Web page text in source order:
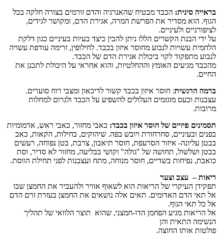
בראייה סינית: הכבד מבטיח שהאנרגיה והדם זורמים בצורה חלקה בכל
הגוף. הוא מסדיר את הפרשת המרה, אגירת הדם, ומקושר לגידים,
לציפורניים ולעיניים.
על ידי הבנת הקשרים הללו ניתן להבין כיצד בעיות בעיניים כגון דלקת
הלחמית עשויות לנבוע מחוסר איזון בכבד. לחילופין, זרימה עודפת עשויה
לנבוע מתפקוד לקוי ביכולת אגירת הדם של הכבד.
מהכבד מגיעים האומץ וההחלטיות, והוא אחראי על היכולת לתכנן את
החיים.
ברמה הרגשית: חוסר איזון בכבד קשור לדיכאון ומצבי רוח סוערים.
עצבנות וכעס מוגזמים העלולים להשפיע על הכבד ולגרום למחלות
מרובות.
תסמינים פיזיים של חוסר איזון בכבד: כאבי מחזור, כאבי ראש, אדמומיות
בפנים ובעיניים, סחרחורת ויובש בפה. שיהוקים, בחילות, הקאות, כאב
בבטן עליונה- איזור הסרעפת, חוסר תיאבון, צרבת, בטן נפוחה, רעשים
בבטן ושלשול, תחושה של "גולה" וקושי בבליעה, מחזור לא סדיר, וסת
כואבת, נפיחות בשדיים, חוסר מנוחה, מתח ועצבנות לפני תחילת הווסת.
ריאות – עצב וצער
תפקידן העיקרי של הריאות הוא לשאוף אוויר ולהעביר את החמצן שבו
אל תאי הדם האדומים. תאים אלה נושאים את החמצן בעזרת זרם הדם
אל כל תאי הגוף.
אל הריאות מגיע הפחמן הדו-חמצני, שהוא תוצר הלוואי של תהליך
הנשימה התאית והן
פולטות אותו החוצה.